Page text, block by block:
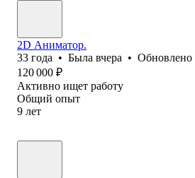
2D Аниматор.
33 года • Была вчера • Обновлено
120 000 ₽
Активно ищет работу
Общий опыт
9 лет